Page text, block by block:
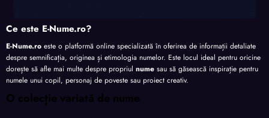
Ce este E-Nume.ro?
E-Nume.ro este o platformă online specializată în oferirea de informații detaliate
despre semnificația, originea și etimologia numelor. Este locul ideal pentru oricine
dorește să afle mai multe despre propriul nume sau să găsească inspirație pentru
numele unui copil, personaj de poveste sau proiect creativ.
O colecție variată de nume